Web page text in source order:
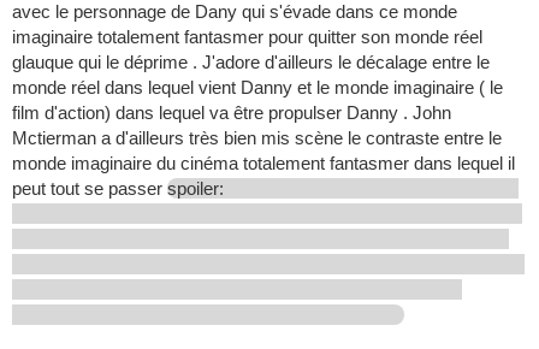
avec le personnage de Dany qui s'évade dans ce monde
imaginaire totalement fantasmer pour quitter son monde réel
glauque qui le déprime . J'adore d'ailleurs le décalage entre le
monde réel dans lequel vient Danny et le monde imaginaire ( le
film d'action) dans lequel va être propulser Danny . John
Mctierman a d'ailleurs très bien mis scène le contraste entre le
monde imaginaire du cinéma totalement fantasmer dans lequel il
peut tout se passer spoiler: